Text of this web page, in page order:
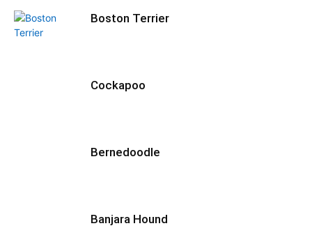
Boston Terrier
Cockapoo
Bernedoodle
Banjara Hound